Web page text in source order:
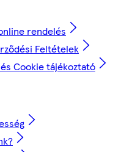
rendelés
Feltételek
Cookie tájékoztató